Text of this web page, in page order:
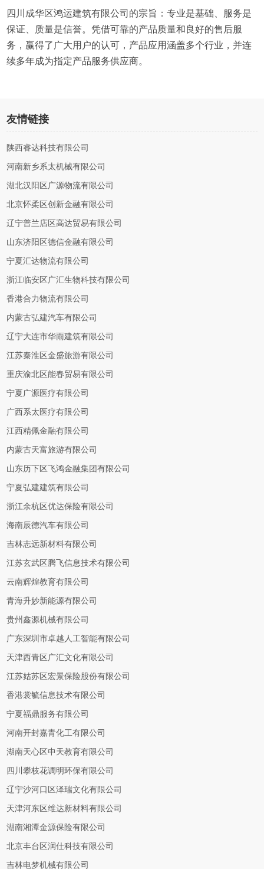
四川成华区鸿运建筑有限公司的宗旨：专业是基础、服务是
保证、质量是信誉。凭借可靠的产品质量和良好的售后服
务，赢得了广大用户的认可，产品应用涵盖多个行业，并连
续多年成为指定产品服务供应商。
友情链接
陕西睿达科技有限公司
河南新乡系太机械有限公司
湖北汉阳区广源物流有限公司
北京怀柔区创新金融有限公司
辽宁普兰店区高达贸易有限公司
山东济阳区德信金融有限公司
宁夏汇达物流有限公司
浙江临安区广汇生物科技有限公司
香港合力物流有限公司
内蒙古弘建汽车有限公司
辽宁大连市华雨建筑有限公司
江苏秦淮区金盛旅游有限公司
重庆渝北区能春贸易有限公司
宁夏广源医疗有限公司
广西系太医疗有限公司
江西精佩金融有限公司
内蒙古天富旅游有限公司
山东历下区飞鸿金融集团有限公司
宁夏弘建建筑有限公司
浙江余杭区优达保险有限公司
海南辰德汽车有限公司
吉林志远新材料有限公司
江苏玄武区腾飞信息技术有限公司
云南辉煌教育有限公司
青海升妙新能源有限公司
贵州鑫源机械有限公司
广东深圳市卓越人工智能有限公司
天津西青区广汇文化有限公司
江苏姑苏区宏景保险股份有限公司
香港裳毓信息技术有限公司
宁夏福鼎服务有限公司
河南开封嘉青化工有限公司
湖南天心区中天教育有限公司
四川攀枝花调明环保有限公司
辽宁沙河口区泽瑞文化有限公司
天津河东区维达新材料有限公司
湖南湘潭金源保险有限公司
北京丰台区润仕科技有限公司
吉林电梦机械有限公司